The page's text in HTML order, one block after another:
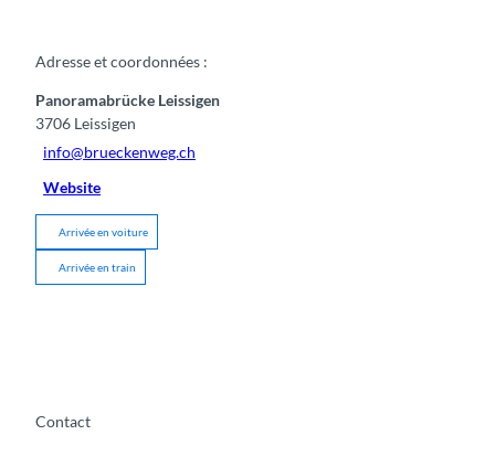
Adresse et coordonnées :
Panoramabrücke Leissigen
3706 Leissigen
info@brueckenweg.ch
Website
Arrivée en voiture
Arrivée en train
Contact